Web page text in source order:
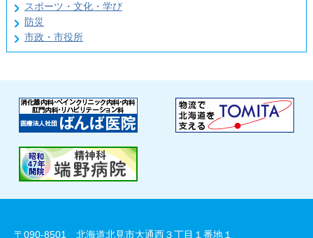
スポーツ・文化・学び
防災
市政・市役所
〒090-8501 北海道北見市大通西３丁目１番地１